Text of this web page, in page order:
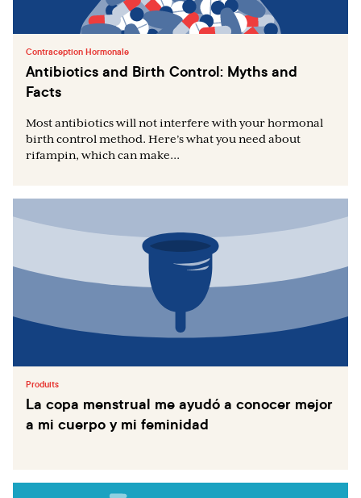
Contraception Hormonale
Antibiotics and Birth Control: Myths and
Facts
Most antibiotics will not interfere with your hormonal
birth control method. Here’s what you need about
rifampin, which can make...
Produits
La copa menstrual me ayudó a conocer mejor
a mi cuerpo y mi feminidad